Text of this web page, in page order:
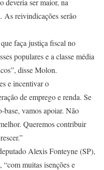
deveria ser maior, na
As reivindicações serão
faça justiça fiscal no
populares e a classe média
disse Molon.
e incentivar o
de emprego e renda. Se
base, vamos apoiar. Não
Queremos contribuir
Alexis Fonteyne (SP),
muitas isenções e